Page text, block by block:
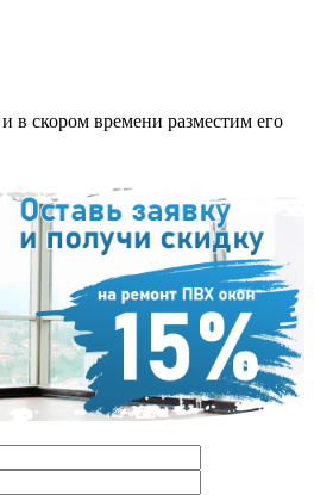
скором времени разместим его